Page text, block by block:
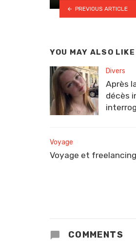
PREVIOUS ARTICLE
YOU MAY ALSO LIKE
Divers
Après
décès
Voyage
Voyage et
COMMENTS